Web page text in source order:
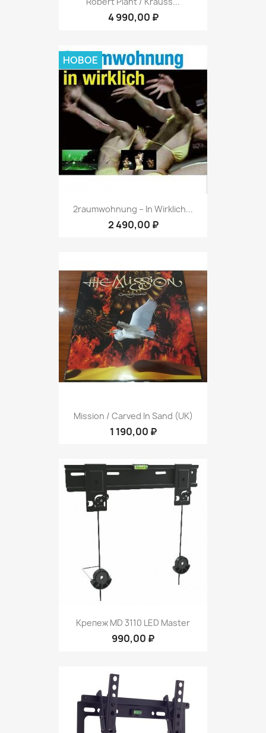
4 990,00 ₽
2raumwohnung – In Wirklich...
2 490,00 ₽
НОВОЕ
Mission / Carved In Sand (UK)
1 190,00 ₽
Крепеж MD 3110 LED Master
990,00 ₽